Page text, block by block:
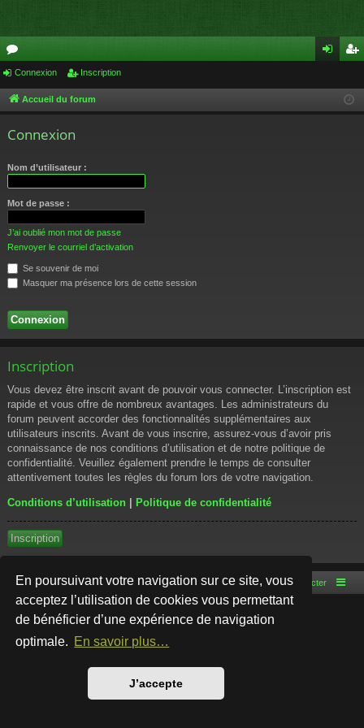
En poursuivant votre navigation sur ce site, vous
acceptez l’utilisation de cookies vous permettant
de bénéficier d’une expérience de navigation
optimale. En savoir plus…
J’accepte
or
u cri
Connexion Inscription
Accueil du forum
Connexion
Nom d’utilisateur :
Mot de passe :
J’ai oublié mon mot de passe
Renvoyer le courriel d’activation
Se souvenir de moi
Masquer ma présence lors de cette session
Inscription
Vous devez être inscrit avant de pouvoir vous connecter. L’inscription est
rapide et vous offre de nombreux avantages. Les administrateurs du
forum peuvent accorder des fonctionnalités supplémentaires aux
utilisateurs inscrits. Avant de vous inscrire, assurez-vous d’avoir pris
connaissance de nos conditions d’utilisation et de notre politique de
confidentialité. Veuillez également prendre le temps de consulter
attentivement toutes les règles du forum lors de votre navigation.
Conditions d’utilisation | Politique de confidentialité
Inscription
Accueil du forum Nous contacter
Développé parphpBB® Forum Software © phpBB Limited
Style par
Traduction française officielle